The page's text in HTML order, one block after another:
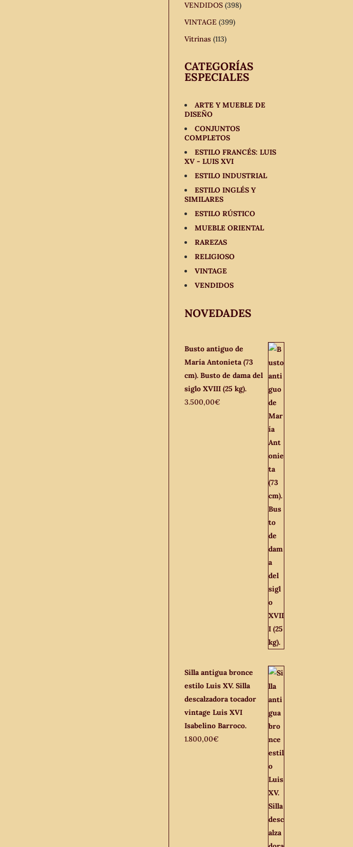
VENDIDOS (398)
VINTAGE (399)
Vitrinas (113)
CATEGORÍAS
ESPECIALES
ARTE Y MUEBLE DE
DISEÑO
CONJUNTOS
COMPLETOS
ESTILO FRANCÉS: LUIS
XV - LUIS XVI
ESTILO INDUSTRIAL
ESTILO INGLÉS Y
SIMILARES
ESTILO RÚSTICO
MUEBLE ORIENTAL
RAREZAS
RELIGIOSO
VINTAGE
VENDIDOS
NOVEDADES
Busto antiguo de
María Antonieta (73
cm). Busto de dama del
siglo XVIII (25 kg).
3.500,00€
Silla antigua bronce
estilo Luis XV. Silla
descalzadora tocador
vintage Luis XVI
Isabelino Barroco.
1.800,00€